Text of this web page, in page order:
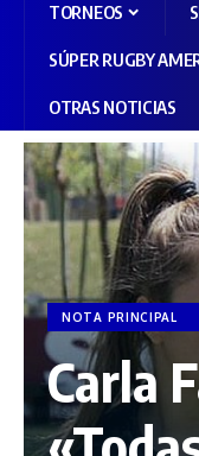
TORNEOS
SÚPER RUGBY
OTRAS NOTICIAS
NOTA PRINCIPAL
Carla